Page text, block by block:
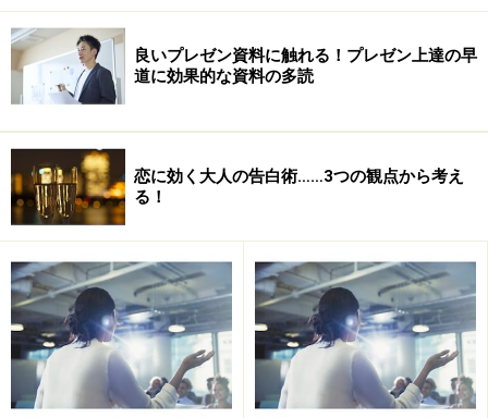
い。
1/2
良いプレゼン資料に触れる！プレゼン上達の早
道に効果的な資料の多読
恋に効く大人の告白術……3つの観点から考え
る！